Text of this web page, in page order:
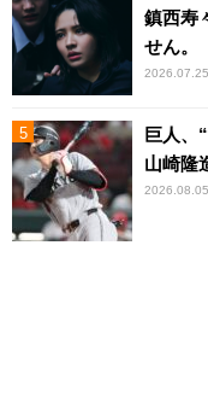
鎮西寿
せん。
2026.07.25
巨人、
山崎隆
2026.08.05